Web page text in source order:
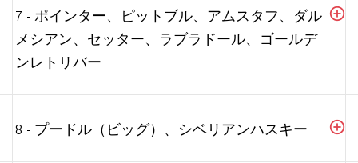
7 - ポインター、ピットブル、アムスタフ、ダル
メシアン、セッター、ラブラドール、ゴールデ
ンレトリバー
8 - プードル（ビッグ）、シベリアンハスキー